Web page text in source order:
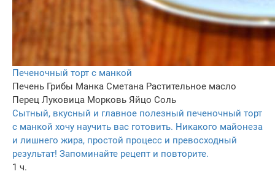
Печеночный торт с манкой
Печень Грибы Манка Сметана Растительное масло
Перец Луковица Морковь Яйцо Соль
Сытный, вкусный и главное полезный печеночный торт
с манкой хочу научить вас готовить. Никакого майонеза
и лишнего жира, простой процесс и превосходный
результат! Запоминайте рецепт и повторите.
1 ч.